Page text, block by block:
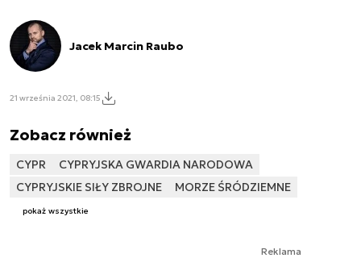
Jacek Marcin Raubo
21 września 2021, 08:15
Zobacz również
CYPR
CYPRYJSKA GWARDIA NARODOWA
CYPRYJSKIE SIŁY ZBROJNE
MORZE ŚRÓDZIEMNE
pokaż wszystkie
Reklama